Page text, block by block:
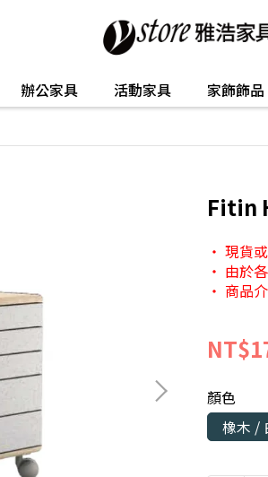
辦公家具 活動家具 家飾飾品
Fitin
・ 現貨
・ 由於
・ 商品
顏色
橡木 /